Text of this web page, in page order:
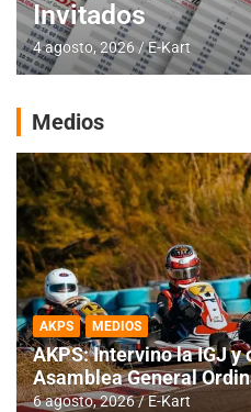
Invitados
4 agosto, 2026 E-Kart
Medios
AKPS MEDIOS
AKPS: Intervino la IGJ
Asamblea General
6 agosto, 2026 E-Kart